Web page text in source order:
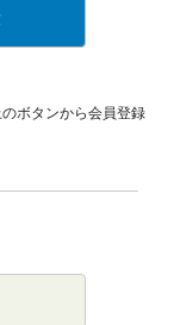
ボタンから会員登録